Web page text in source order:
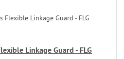
Linkage Guard - FLG